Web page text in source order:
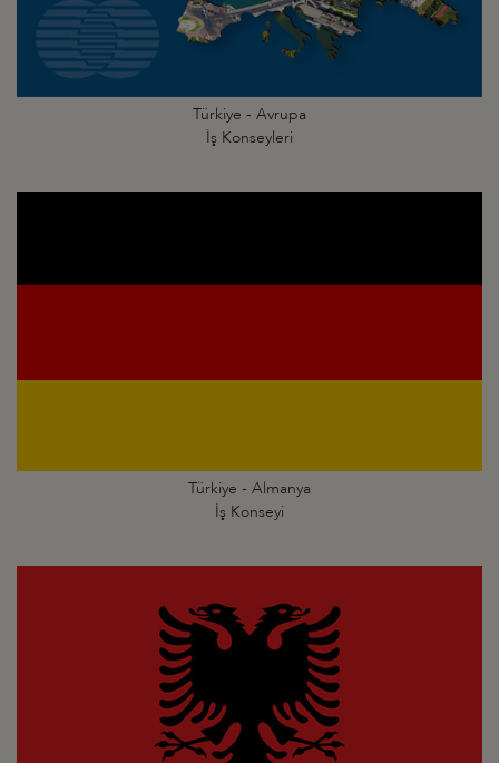
Türkiye - Avrupa
İş Konseyleri
Türkiye - Almanya
İş Konseyi